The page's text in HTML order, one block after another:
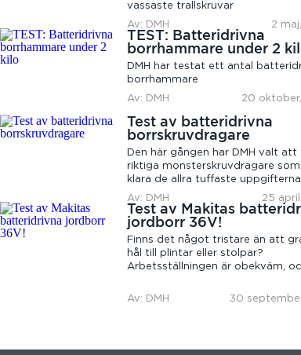
vassaste trallskruvar
Av: DMH
2
TEST: Batteridrivna
borrhammare under 2
DMH har testat ett antal
borrhammare
Av: DMH
20
Test av batteridrivna
borrskruvdragare
Den här gången har DMH valt att
riktiga monsterskruvdragare som
klara de allra tuffaste
på bygget. I specen...
Av: DMH 25
Test av Makitas
jordborr 36V!
Finns det något tristare än att
hål till plintar eller stolpar?
Arbetsställningen är obekväm,
Av: DMH
30